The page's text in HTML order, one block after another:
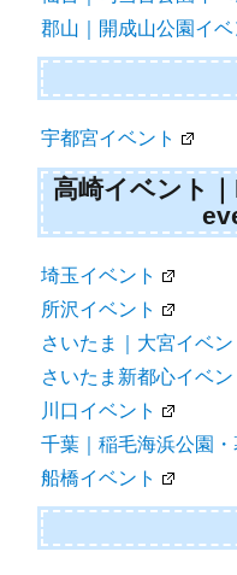
郡山｜開成山公園イベ
宇都宮イベント
高崎イベント
埼玉イベント
所沢イベント
さいたま｜大宮イベン
さいたま新都心イベン
川口イベント
千葉｜稲毛海浜公園・
船橋イベント